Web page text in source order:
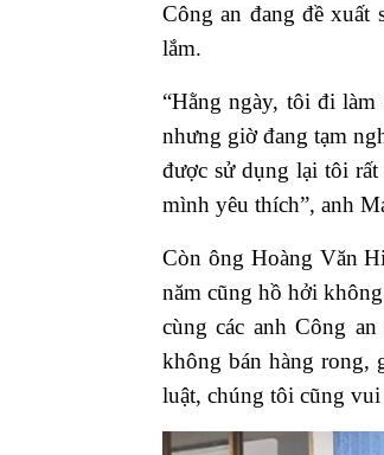
Công an đang đề xuất
lắm.
“Hằng ngày, tôi đi
nhưng giờ đang tạm
được sử dụng lại tôi
mình yêu thích”, anh
Còn ông Hoàng Văn
năm cũng hồ hởi
cùng các anh Công
không bán hàng rong,
luật, chúng tôi cũng